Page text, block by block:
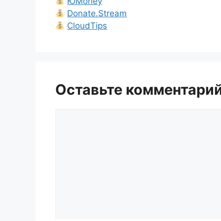
Donate.Stream
CloudTips
Оставьте